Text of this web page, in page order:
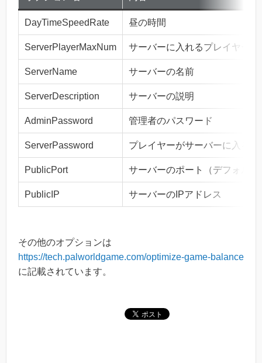
DayTimeSpeedRate 昼の時間
ServerPlayerMaxNum サーバーに入れるプレイヤーの
ServerName サーバーの名前
ServerDescription サーバーの説明
AdminPassword 管理者のパスワード
ServerPassword プレイヤーがサーバーに入る
PublicPort サーバーのポート（デフォル
PublicIP サーバーのIPアドレス
その他のオプションは
https://tech.palworldgame.com/optimize-game-balance
に記載されています。